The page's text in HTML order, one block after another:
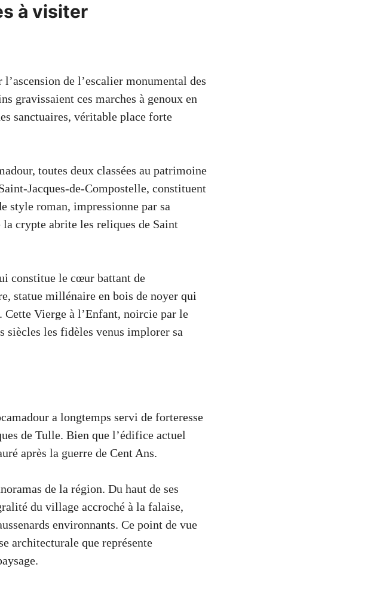
à visiter
de l’escalier monumental des
gravissaient ces marches à genoux en
sanctuaires, véritable place forte
toutes deux classées au patrimoine
Jacques-de-Compostelle, constituent
style roman, impressionne par sa
crypte abrite les reliques de Saint
constitue le cœur battant de
statue millénaire en bois de noyer qui
Vierge à l’Enfant, noircie par le
siècles les fidèles venus implorer sa
a longtemps servi de forteresse
de Tulle. Bien que l’édifice actuel
après la guerre de Cent Ans.
de la région. Du haut de ses
du village accroché à la falaise,
environnants. Ce point de vue
architecturale que représente